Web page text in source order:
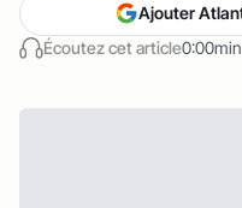
Écoutez cet article0:00min
Ajouter